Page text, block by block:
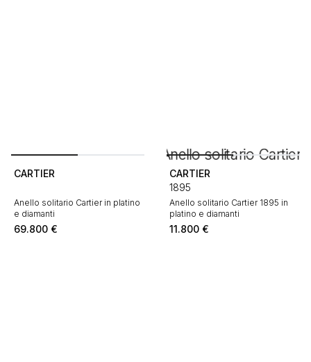
CARTIER
Anello solitario Cartier in platino
e diamanti
69.800 €
CARTIER
1895
Anello solitario Cartier 1895 in
platino e diamanti
11.800 €